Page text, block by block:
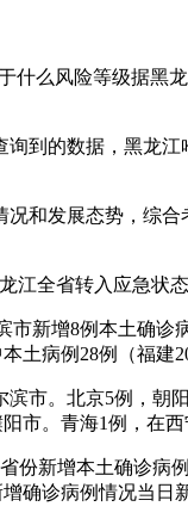
什么风险等级据黑
询到的数据，黑龙
况和发展态势，综
江全省转入应急状态
市新增8例本土确
土病例28例（福建
滨市。北京5例，朝
市。青海1例，在西
份新增本土确诊
确诊病例情况当日